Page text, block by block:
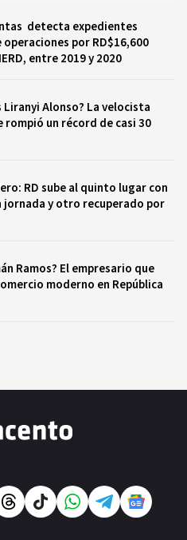
detecta expedientes
por RD$16,600
entre 2019 y 2020
Liranyi Alonso? La velocista
rompió un récord de casi 30
RD sube al quinto lugar con
jornada y otro recuperado por
Ramos? El empresario que
moderno en República